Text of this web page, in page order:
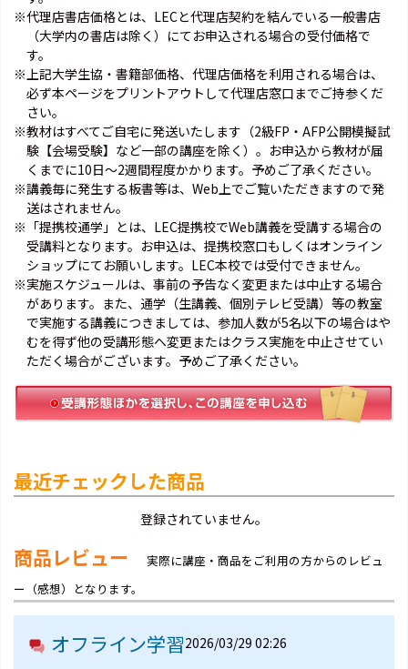
※代理店書店価格とは、LECと代理店契約を結んでいる一般書店
（大学内の書店は除く）にてお申込される場合の受付価格で
す。
※上記大学生協・書籍部価格、代理店価格を利用される場合は、
必ず本ページをプリントアウトして代理店窓口までご持参くだ
さい。
※教材はすべてご自宅に発送いたします（2級FP・AFP公開模擬試
験【会場受験】など一部の講座を除く）。お申込から教材が届
くまでに10日～2週間程度かかります。予めご了承ください。
※講義毎に発生する板書等は、Web上でご覧いただきますので発
送はされません。
※「提携校通学」とは、LEC提携校でWeb講義を受講する場合の
受講料となります。お申込は、提携校窓口もしくはオンライン
ショップにてお願いします。LEC本校では受付できません。
※実施スケジュールは、事前の予告なく変更または中止する場合
があります。また、通学（生講義、個別テレビ受講）等の教室
で実施する講義につきましては、参加人数が5名以下の場合はや
むを得ず他の受講形態へ変更またはクラス実施を中止させてい
ただく場合がございます。予めご了承ください。
最近チェックした商品
登録されていません。
商品レビュー
実際に講座・商品をご利用の方からのレビュ
ー（感想）となります。
オフライン学習2026/03/29 02:26